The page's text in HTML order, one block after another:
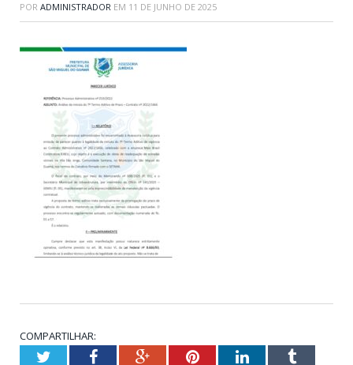
POR ADMINISTRADOR EM 11 DE JUNHO DE 2025
COMPARTILHAR:
TwitterFacebookGoogle+PinterestLinkedInTumblr